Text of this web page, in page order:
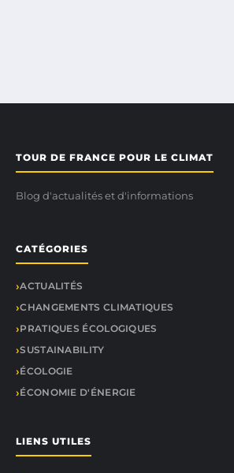
TOUR DE FRANCE POUR LE CLIMAT
Blog d'actualités et d'informations
CATÉGORIES
ACTUALITÉS
CHANGEMENTS CLIMATIQUES
PRATIQUES ÉCOLOGIQUES
SUSTAINABILITY
ÉCOLOGIE
ÉCONOMIE D'ÉNERGIE
LIENS UTILES